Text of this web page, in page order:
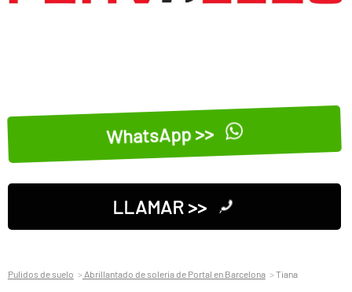
WhatsApp >>
LLAMAR >>
Pulidos de suelo Abrillantado de soleria de Portal en Barcelona Tiana